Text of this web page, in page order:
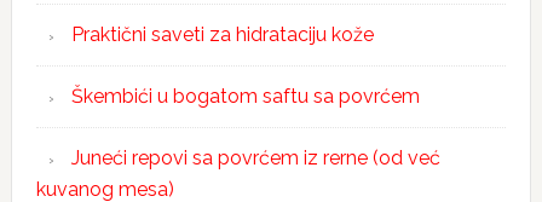
Praktični saveti za hidrataciju kože
Škembići u bogatom saftu sa povrćem
Juneći repovi sa povrćem iz rerne (od već
kuvanog mesa)